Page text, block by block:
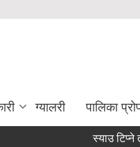
ग्यालरी पालिका
स्याउ टिप्ने